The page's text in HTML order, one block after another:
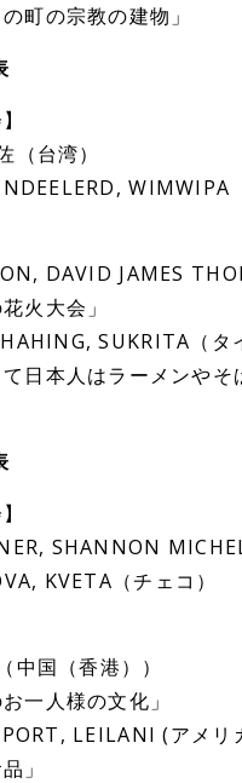
町の宗教の建物」
（台湾）
WIMWIPA
DAVID JAMES
火大会」
SUKRITA（タ
日本人はラーメンや
SHANNON
KVETA（チェコ）
中国（香港））
一人様の文化」
LEILANI (アメリ
」